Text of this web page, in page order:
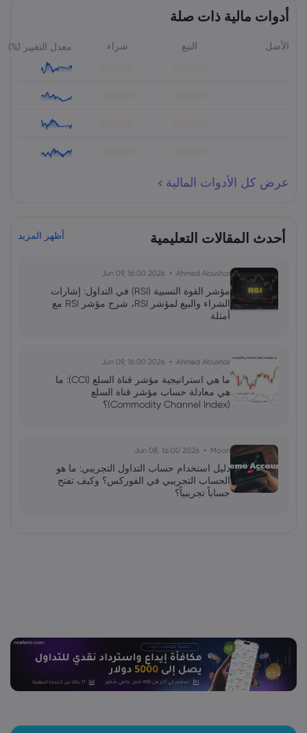
أدوات مالية ذات صلة
الأصل البيع شراء معدل التغيير (%)
عرض كل الأدوات المالية
أحدث المقالات التعليمية أظهر المزيد
Ahmed Abushar
2026 Jun 09, 16:00
مؤشر القوة النسبية (RSI) في التداول: إشارات
الشراء والبيع لمؤشر RSI، شرح مؤشر RSI مع
أمثلة
Ahmed Abushar
2026 Jun 09, 16:00
ما هي استراتيجية مؤشر قناة السلع (CCI): ما
هي معادلة حساب مؤشر قناة السلع
(Commodity Channel Index)؟
Moon
2026 Jun 08, 16:00
دليل استخدام حساب التداول التجريبي: ما هو
الحساب التجريبي في الفوركس؟ وكيف تفتح
حساباً تجريبياً؟